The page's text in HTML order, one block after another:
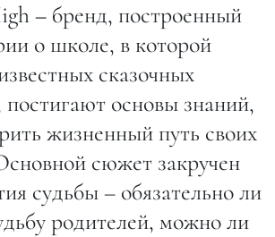
– бренд, построенный
о школе, в которой
сказочных
основы знаний,
жизненный путь своих
сюжет закручен
судьбы – обязательно ли
родителей, можно ли